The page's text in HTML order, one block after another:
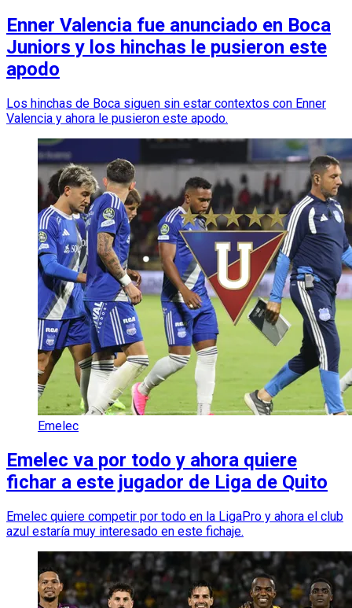
Enner Valencia fue anunciado en Boca
Juniors y los hinchas le pusieron este
apodo
Los hinchas de Boca siguen sin estar contextos con Enner
Valencia y ahora le pusieron este apodo.
Emelec
Emelec va por todo y ahora quiere
fichar a este jugador de Liga de Quito
Emelec quiere competir por todo en la LigaPro y ahora el club
azul estaría muy interesado en este fichaje.